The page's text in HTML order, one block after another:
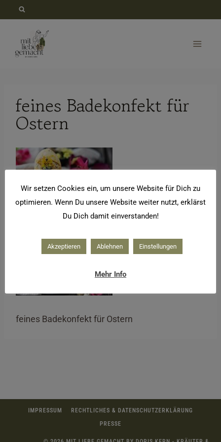
springen
feines Badekonfekt für
Ostern
feines Badekonfekt für Ostern
IMPRESSUM
RECHTLICHES & DATENSCHUTZERKLÄRUNG
PRESSE
Wir setzen Cookies ein, um unsere Website für Dich zu
optimieren. Wenn Du unsere Website weiter nutzt, erklärst
Du Dich damit einverstanden!
Akzeptieren Ablehnen Einstellungen
Mehr Info